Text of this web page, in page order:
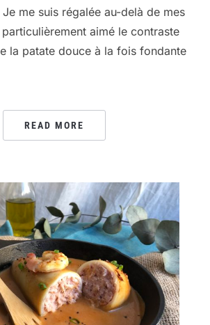
me suis régalée au-delà de mes
particulièrement aimé le contraste
la patate douce à la fois fondante
READ MORE